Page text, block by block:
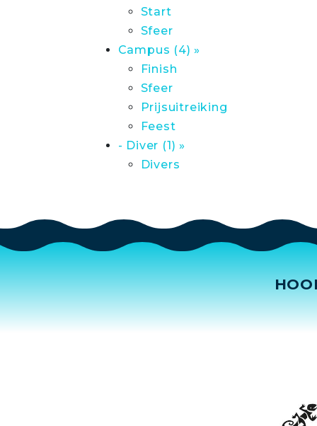
Start
Sfeer
Campus (4) »
Finish
Sfeer
Prijsuitreiking
Feest
- Diver (1) »
Divers